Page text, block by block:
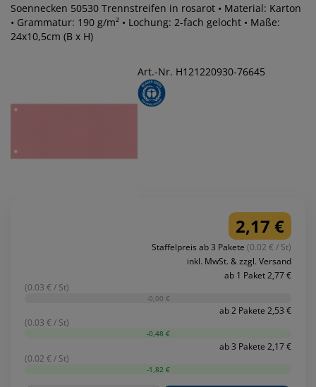
Soennecken 50530 Trennstreifen in rosarot • Material: Karton
• Grammatur: 190 g/m² • Lochung: 2-fach gelocht • Maße:
24x10,5cm (B x H)
Art.-Nr. H121220930-76645
2,17 €
Staffelpreis ab 3 Pakete (0.02 € / St)
inkl. MwSt. & zzgl. Versand
ab 1 Paket 2,77 €
(0.03 € / St)
-0,00 €
ab 2 Pakete 2,53 €
(0.03 € / St)
-0,48 €
ab 3 Pakete 2,17 €
(0.02 € / St)
-1,82 €